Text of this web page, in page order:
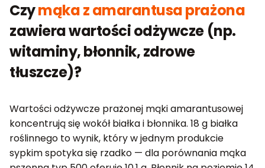
Czymąka z amarantusa prażona
zawiera wartości odżywcze (np.
witaminy, błonnik, zdrowe
tłuszcze)?
Wartości odżywcze prażonej mąki amarantusowej
koncentrują się wokół białka i błonnika. 18 g białka
roślinnego to wynik, który w jednym produkcie
sypkim spotyka się rzadko — dla porównania mąka